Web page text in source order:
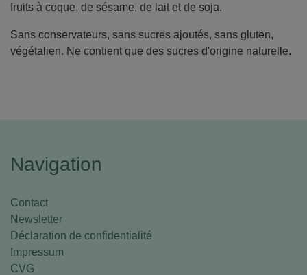
fruits à coque, de sésame, de lait et de soja.
Sans conservateurs, sans sucres ajoutés, sans gluten,
végétalien. Ne contient que des sucres d'origine naturelle.
Navigation
Contact
Newsletter
Déclaration de confidentialité
Impressum
CVG